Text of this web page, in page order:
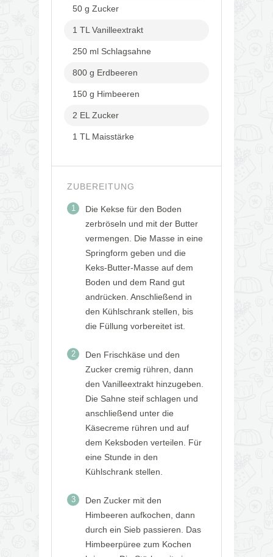
50 g Zucker
1 TL Vanilleextrakt
250 ml Schlagsahne
800 g Erdbeeren
150 g Himbeeren
2 EL Zucker
1 TL Maisstärke
ZUBEREITUNG
1
Die Kekse für den Boden
zerbröseln und mit der Butter
vermengen. Die Masse in eine
Springform geben und die
Keks-Butter-Masse auf dem
Boden und dem Rand gut
andrücken. Anschließend in
den Kühlschrank stellen, bis
die Füllung vorbereitet ist.
2
Den Frischkäse und den
Zucker cremig rühren, dann
den Vanilleextrakt hinzugeben.
Die Sahne steif schlagen und
anschließend unter die
Käsecreme rühren und auf
dem Keksboden verteilen. Für
eine Stunde in den
Kühlschrank stellen.
3
Den Zucker mit den
Himbeeren aufkochen, dann
durch ein Sieb passieren. Das
Himbeerpüree zum Kochen